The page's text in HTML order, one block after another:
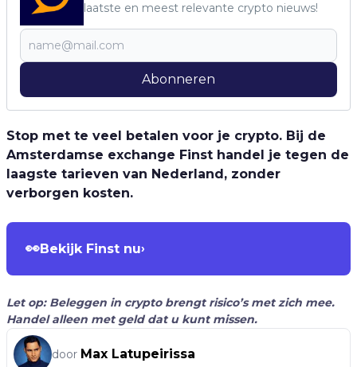
laatste en meest relevante crypto nieuws!
Abonneren
Stop met te veel betalen voor je crypto. Bij de
Amsterdamse exchange Finst handel je tegen de
laagste tarieven van Nederland, zonder
verborgen kosten.
👀Bekijk Finst nu›
Let op: Beleggen in crypto brengt risico’s met zich mee.
Handel alleen met geld dat u kunt missen.
door Max Latupeirissa